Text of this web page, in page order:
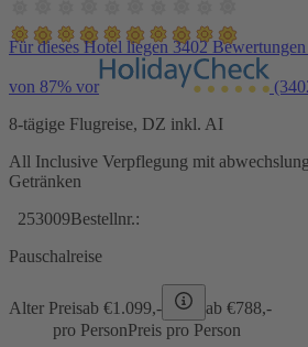
Für dieses Hotel liegen 3402
von 87% vor
8-tägige Flugreise, DZ inkl. AI
All Inclusive Verpflegung mit
Getränken
253009Bestellnr.:
Pauschalreise
Alter Preisab €1.099,- ab €788,-
pro PersonPreis pro Person